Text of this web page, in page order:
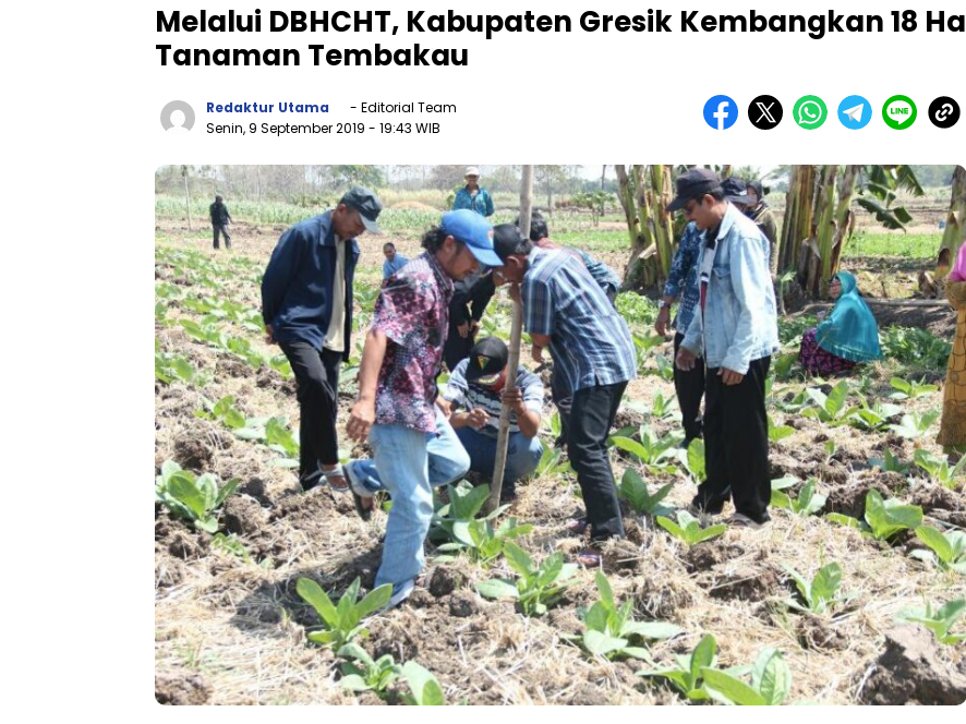
Melalui DBHCHT, Kabupaten Gresik Kembangkan 18 Ha
Tanaman Tembakau
Redaktur Utama
- Editorial Team
Senin, 9 September 2019 - 19:43 WIB